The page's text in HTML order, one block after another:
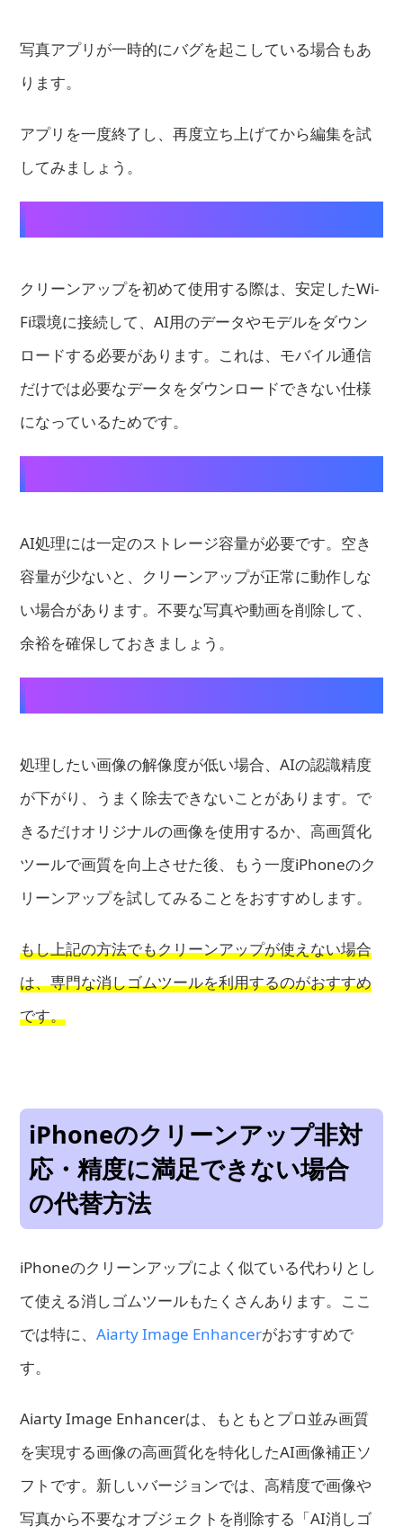
写真アプリが一時的にバグを起こしている場合もあ
ります。
アプリを一度終了し、再度立ち上げてから編集を試
してみましょう。
クリーンアップを初めて使用する際は、安定したWi-
Fi環境に接続して、AI用のデータやモデルをダウン
ロードする必要があります。これは、モバイル通信
だけでは必要なデータをダウンロードできない仕様
になっているためです。
AI処理には一定のストレージ容量が必要です。空き
容量が少ないと、クリーンアップが正常に動作しな
い場合があります。不要な写真や動画を削除して、
余裕を確保しておきましょう。
処理したい画像の解像度が低い場合、AIの認識精度
が下がり、うまく除去できないことがあります。で
きるだけオリジナルの画像を使用するか、高画質化
ツールで画質を向上させた後、もう一度iPhoneのク
リーンアップを試してみることをおすすめします。
もし上記の方法でもクリーンアップが使えない場合
は、専門な消しゴムツールを利用するのがおすすめ
です。
iPhoneのクリーンアップ非対
応・精度に満足できない場合
の代替方法
iPhoneのクリーンアップによく似ている代わりとし
て使える消しゴムツールもたくさんあります。ここ
では特に、Aiarty Image Enhancerがおすすめで
す。
Aiarty Image Enhancerは、もともとプロ並み画質
を実現する画像の高画質化を特化したAI画像補正ソ
フトです。新しいバージョンでは、高精度で画像や
写真から不要なオブジェクトを削除する「AI消しゴ